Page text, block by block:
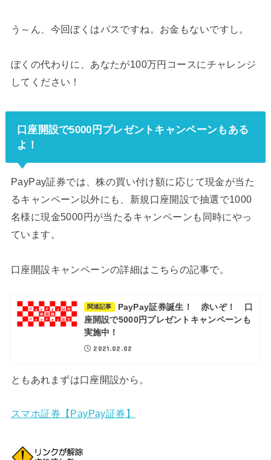
う～ん、今回ぼくはパスですね。お金もないですし。
ぼくの代わりに、あなたが100万円コースにチャレンジ
してください！
口座開設で5000円プレゼントキャンペーンもある
よ！
PayPay証券では、株の買い付け額に応じて現金が当た
るキャンペーン以外にも、新規口座開設で抽選で1000
名様に現金5000円が当たるキャンペーンも同時にやっ
ています。
口座開設キャンペーンの詳細はこちらの記事で。
関連記事
PayPay証券誕生！ 赤いぞ！ 口
座開設で5000円プレゼントキャンペーンも
実施中！
2021.02.02
ともあれまずは口座開設から。
スマホ証券【PayPay証券】